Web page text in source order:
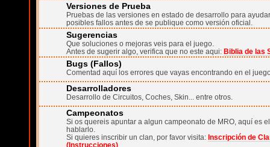
Versiones de Prueba
Pruebas de las versiones en estado de desarrollo para
posibles fallos antes de se publique como versión oficial.
Sugerencias
Que soluciones o mejoras veis para el juego.
Antes de sugerir algo, verifica que no este aqui: Biblia de las
Bugs (Fallos)
Comentad aquí los errores que vayas encontrando en el
Desarrolladores
Desarrollo de Circuitos, Coches, Skin... entre otros.
Campeonatos
Si os quereis apuntar a algun campeonato de MRO, aquí es
hablarlo.
Si quieres inscribir un clan, por favor visita: Inscripción de
(Instrucciones)